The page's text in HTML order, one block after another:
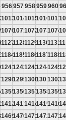
956957958959960
10131014101510161017
10701071107210731074
11271128112911301131
11841185118611871188
12411242124312441245
12981299130013011302
13551356135713581359
14121413141414151416
14691470147114721473